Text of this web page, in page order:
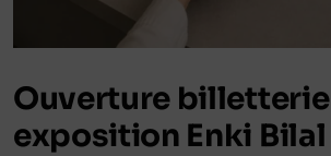
Panier
Ouverture billetterie
exposition Enki Bilal